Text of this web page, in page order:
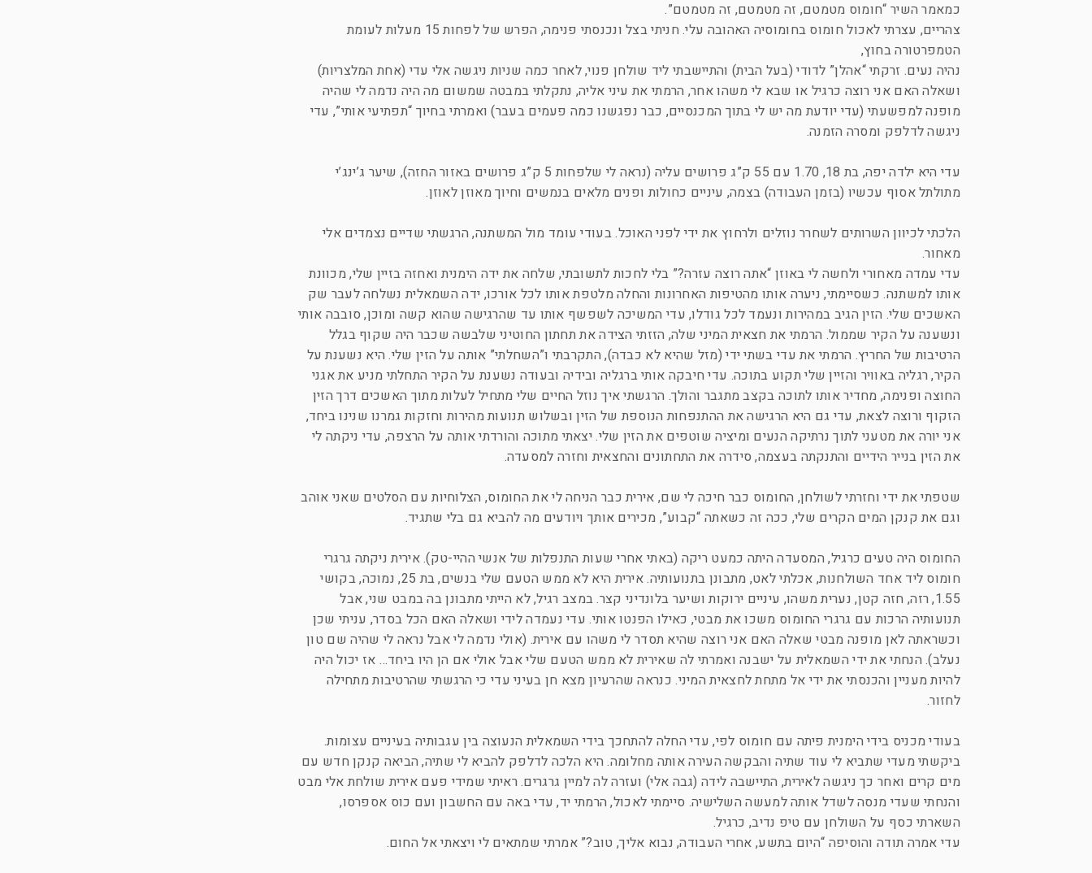
כמאמר השיר “חומוס מטמטם, זה מטמטם, זה מטמטם”.
צהריים, עצרתי לאכול חומוס בחומוסיה האהובה עלי. חניתי בצל ונכנסתי פנימה, הפרש של לפחות 15 מעלות לעומת
הטמפרטורה בחוץ,
נהיה נעים. זרקתי “אהלן” לדודי (בעל הבית) והתיישבתי ליד שולחן פנוי, לאחר כמה שניות ניגשה אלי עדי (אחת המלצריות)
ושאלה האם אני רוצה כרגיל או שבא לי משהו אחר, הרמתי את עיני אליה, נתקלתי במבטה שמשום מה היה נדמה לי שהיה
מופנה למפשעתי (עדי יודעת מה יש לי בתוך המכנסיים, כבר נפגשנו כמה פעמים בעבר) ואמרתי בחיוך “תפתיעי אותי”, עדי
ניגשה לדלפק ומסרה הזמנה.
עדי היא ילדה יפה, בת 18, 1.70 עם 55 ק”ג פרושים עליה (נראה לי שלפחות 5 ק”ג פרושים באזור החזה), שיער ג’ינג’י
מתולתל אסוף עכשיו (בזמן העבודה) בצמה, עיניים כחולות ופנים מלאים בנמשים וחיוך מאוזן לאוזן.
הלכתי לכיוון השרותים לשחרר נוזלים ולרחוץ את ידי לפני האוכל. בעודי עומד מול המשתנה, הרגשתי שדיים נצמדים אלי
מאחור.
עדי עמדה מאחורי ולחשה לי באוזן “אתה רוצה עזרה?” בלי לחכות לתשובתי, שלחה את ידה הימנית ואחזה בזיין שלי, מכוונת
אותו למשתנה. כשסיימתי, ניערה אותו מהטיפות האחרונות והחלה מלטפת אותו לכל אורכו, ידה השמאלית נשלחה לעבר שק
האשכים שלי. הזין הגיב במהירות ונעמד לכל גודלו, עדי המשיכה לשפשף אותו עד שהרגישה שהוא קשה ומוכן, סובבה אותי
ונשענה על הקיר שממול. הרמתי את חצאית המיני שלה, הזזתי הצידה את תחתון החוטיני שלבשה שכבר היה שקוף בגלל
הרטיבות של החריץ. הרמתי את עדי בשתי ידי (מזל שהיא לא כבדה), התקרבתי ו”השחלתי” אותה על הזין שלי. היא נשענת על
הקיר, רגליה באוויר והזיין שלי תקוע בתוכה. עדי חיבקה אותי ברגליה ובידיה ובעודה נשענת על הקיר התחלתי מניע את אגני
החוצה ופנימה, מחדיר אותו לתוכה בקצב מתגבר והולך. הרגשתי איך נוזל החיים שלי מתחיל לעלות מתוך האשכים דרך הזין
הזקוף ורוצה לצאת, עדי גם היא הרגישה את ההתנפחות הנוספת של הזין ובשלוש תנועות מהירות וחזקות גמרנו שנינו ביחד,
אני יורה את מטעני לתוך נרתיקה הנעים ומיציה שוטפים את הזין שלי. יצאתי מתוכה והורדתי אותה על הרצפה, עדי ניקתה לי
את הזין בנייר הידיים והתנקתה בעצמה, סידרה את התחתונים והחצאית וחזרה למסעדה.
שטפתי את ידי וחזרתי לשולחן, החומוס כבר חיכה לי שם, אירית כבר הניחה לי את החומוס, הצלוחיות עם הסלטים שאני אוהב
וגם את קנקן המים הקרים שלי, ככה זה כשאתה “קבוע”, מכירים אותך ויודעים מה להביא גם בלי שתגיד.
החומוס היה טעים כרגיל, המסעדה היתה כמעט ריקה (באתי אחרי שעות התנפלות של אנשי ההיי-טק). אירית ניקתה גרגרי
חומוס ליד אחד השולחנות, אכלתי לאט, מתבונן בתנועותיה. אירית היא לא ממש הטעם שלי בנשים, בת 25, נמוכה, בקושי
1.55, רזה, חזה קטן, נערית משהו, עיניים ירוקות ושיער בלונדיני קצר. במצב רגיל, לא הייתי מתבונן בה במבט שני, אבל
תנועותיה הרכות עם גרגרי החומוס משכו את מבטי, כאילו הפנטו אותי. עדי נעמדה לידי ושאלה האם הכל בסדר, עניתי שכן
וכשראתה לאן מופנה מבטי שאלה האם אני רוצה שהיא תסדר לי משהו עם אירית. (אולי נדמה לי אבל נראה לי שהיה שם טון
נעלב). הנחתי את ידי השמאלית על ישבנה ואמרתי לה שאירית לא ממש הטעם שלי אבל אולי אם הן היו ביחד… אז יכול היה
להיות מעניין והכנסתי את ידי אל מתחת לחצאית המיני. כנראה שהרעיון מצא חן בעיני עדי כי הרגשתי שהרטיבות מתחילה
לחזור.
בעודי מכניס בידי הימנית פיתה עם חומוס לפי, עדי החלה להתחכך בידי השמאלית הנעוצה בין עגבותיה בעיניים עצומות.
ביקשתי מעדי שתביא לי עוד שתיה והבקשה העירה אותה מחלומה. היא הלכה לדלפק להביא לי שתיה, הביאה קנקן חדש עם
מים קרים ואחר כך ניגשה לאירית, התיישבה לידה (גבה אלי) ועזרה לה למיין גרגרים. ראיתי שמידי פעם אירית שולחת אלי מבט
והנחתי שעדי מנסה לשדל אותה למעשה השלישיה. סיימתי לאכול, הרמתי יד, עדי באה עם החשבון ועם כוס אספרסו,
השארתי כסף על השולחן עם טיפ נדיב, כרגיל.
עדי אמרה תודה והוסיפה “היום בתשע, אחרי העבודה, נבוא אליך, טוב?” אמרתי שמתאים לי ויצאתי אל החום.